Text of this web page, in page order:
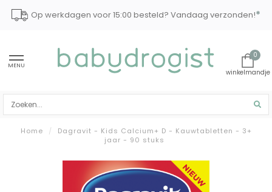
Op werkdagen voor 15:00 besteld? Vandaag verzonden!*
MENU
0
Home /
Dagravit - Kids Calcium+ D - Kauwtabletten - 3+
jaar - 90 stuks